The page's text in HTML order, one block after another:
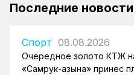
Последние новости
Спорт 08.08.2026
Очередное золото КТЖ
«Самрук-Қазына» принес